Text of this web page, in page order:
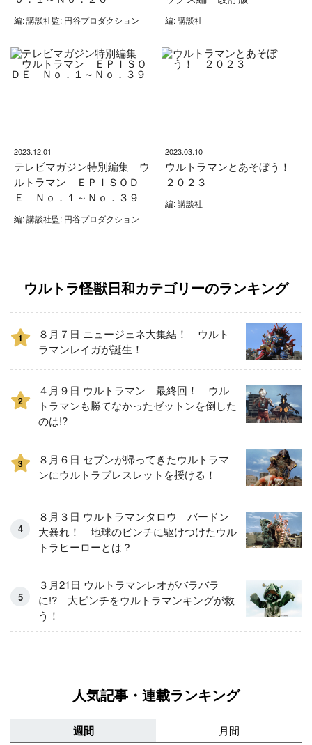
編: 講談社監: 円谷プロダクション 編: 講談社
2023.12.01
テレビマガジン特別編集 ウ
ルトラマン ＥＰＩＳＯＤ
Ｅ Ｎｏ．１～Ｎｏ．３９
編: 講談社監: 円谷プロダクション
2023.03.10
ウルトラマンとあそぼう！
２０２３
編: 講談社
ウルトラ怪獣日和カテゴリーのランキング
1
８月７日 ニュージェネ大集結！ ウルト
ラマンレイガが誕生！
2
４月９日 ウルトラマン 最終回！ ウル
トラマンも勝てなかったゼットンを倒した
のは!?
3
８月６日 セブンが帰ってきたウルトラマ
ンにウルトラブレスレットを授ける！
８月３日 ウルトラマンタロウ バードン
大暴れ！ 地球のピンチに駆けつけたウル
トラヒーローとは？
３月21日 ウルトラマンレオがバラバラ
に!? 大ピンチをウルトラマンキングが救
う！
人気記事・連載ランキング
週間 月間